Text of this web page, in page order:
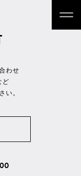
わせ
ど
い。